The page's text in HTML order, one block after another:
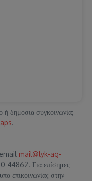
ή δημόσια συγκοινωνία;
.
mail@lyk-ag-
44862. Για επίσημες
επικοινωνίας στην